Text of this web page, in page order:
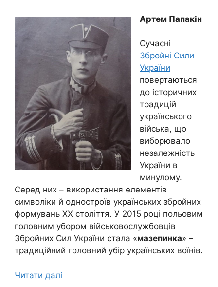
Артем Папакін
Сучасні
Збройні Сили
України
повертаються
до історичних
традицій
українського
війська, що
виборювало
незалежність
України в
минулому.
Серед них – використання елементів
символіки й одностроїв українських збройних
формувань ХХ століття. У 2015 році польовим
головним убором військовослужбовців
Збройних Сил України стала «мазепинка» –
традиційний головний убір українських воїнів.
Читати далі